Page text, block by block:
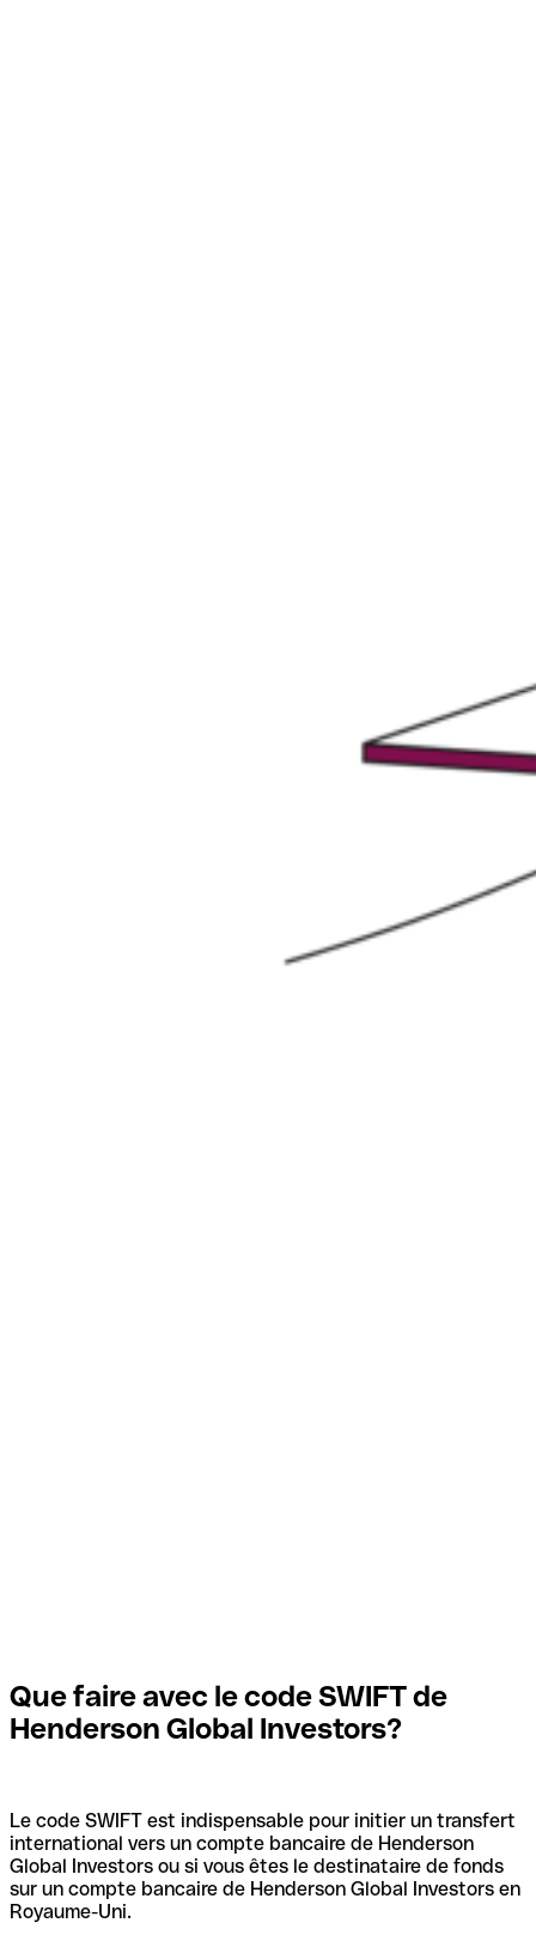
Que faire avec le code SWIFT de
Henderson Global Investors?
Le code SWIFT est indispensable pour initier un transfert
international vers un compte bancaire de Henderson
Global Investors ou si vous êtes le destinataire de fonds
sur un compte bancaire de Henderson Global Investors en
Royaume-Uni.